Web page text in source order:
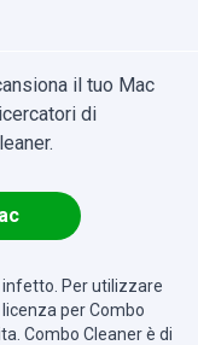
il tuo Mac
di
infetto. Per utilizzare
per Combo
Combo Cleaner è di